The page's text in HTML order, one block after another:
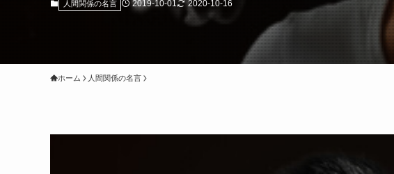
人間関係の名言 2019-10-01 2020-10-16
ホーム 人間関係の名言